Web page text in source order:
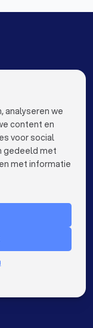
Haag
keyboard_arrow_down
analyseren we
content en
voor social
gedeeld met
met informatie